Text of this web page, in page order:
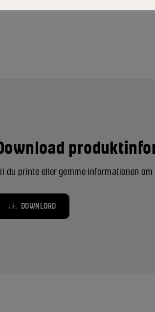
du printe eller gemme informationen om
DOWNLOAD